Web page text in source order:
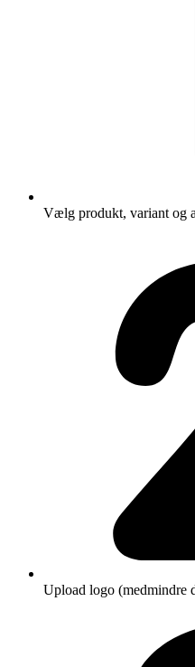
Vælg produkt, variant og
Upload logo (medmindre